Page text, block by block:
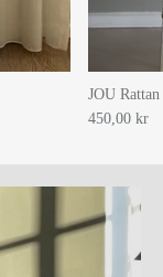
JOU
450,00 kr